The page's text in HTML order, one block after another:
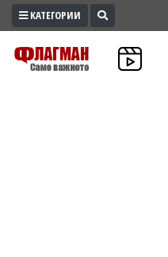
ПРОМО
ЗОНА
КАТЕГОРИИ